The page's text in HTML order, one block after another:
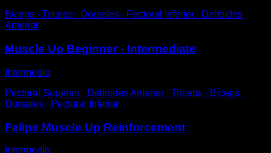
Bíceps ∙ Tríceps ∙ Dorsales ∙ Pectoral Inferior ∙ Deltoides
Anterior
Muscle Up Beginner - Intermediate
Intermedio
Pectoral Superior ∙ Deltoides Anterior ∙ Tríceps ∙ Bíceps ∙
Dorsales ∙ Pectoral Inferior
Felipe Muscle Up Reinforcement
Intermedio